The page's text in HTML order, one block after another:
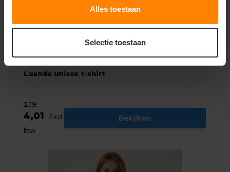
Alles toestaan
Selectie toestaan
Luanda unisex t-shirt
2,19
4,01
Excl.
btw
Bekijken